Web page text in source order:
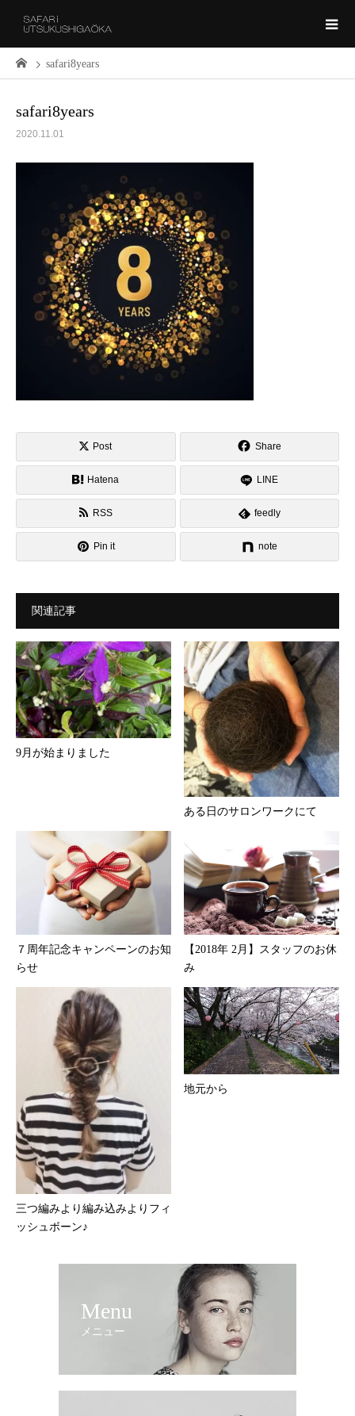
safari8years
safari8years
2020.11.01
Post Share
Hatena LINE
RSS feedly
Pin it note
関連記事
9月が始まりました
ある日のサロンワークにて
７周年記念キャンペーンのお知
らせ
【2018年 2月】スタッフのお休
み
三つ編みより編み込みよりフィ
ッシュボーン♪
地元から
Menu
メニュー